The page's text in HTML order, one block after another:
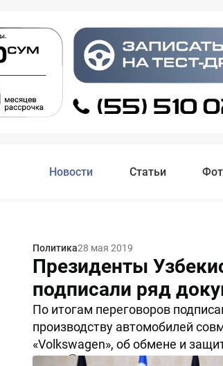
Новости Статьи
Политика28 мая 2019
Президенты
подписали ряд
По итогам переговоров
производству автомобилей
«Volkswagen», об обмене и